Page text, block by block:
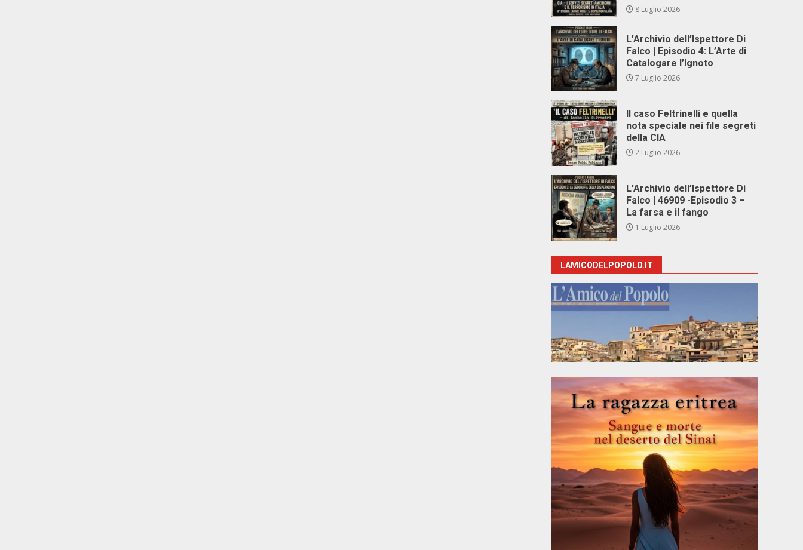
8 Luglio 2026
L’Archivio dell’Ispettore Di
Falco | Episodio 4: L’Arte di
Catalogare l’Ignoto
7 Luglio 2026
Il caso Feltrinelli e quella
nota speciale nei file segreti
della CIA
2 Luglio 2026
L’Archivio dell’Ispettore Di
Falco | 46909 -Episodio 3 –
La farsa e il fango
1 Luglio 2026
LAMICODELPOPOLO.IT